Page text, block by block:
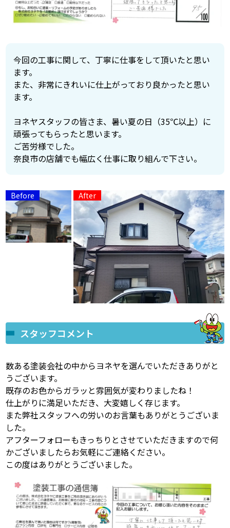
今回の工事に関して、丁寧に仕事をして頂いたと思い
ます。
また、非常にきれいに仕上がっており良かったと思い
ます。
ヨネヤスタッフの皆さま、暑い夏の日（35℃以上）に
頑張ってもらったと思います。
ご苦労様でした。
奈良市の店舗でも幅広く仕事に取り組んで下さい。
スタッフコメント
数ある塗装会社の中からヨネヤを選んでいただきありがと
うございます。
既存のお色からガラッと雰囲気が変わりましたね！
仕上がりに満足いただき、大変嬉しく存じます。
また弊社スタッフへの労いのお言葉もありがとうございま
した。
アフターフォローもきっちりとさせていただきますので何
かございましたらお気軽にご連絡ください。
この度はありがとうございました。